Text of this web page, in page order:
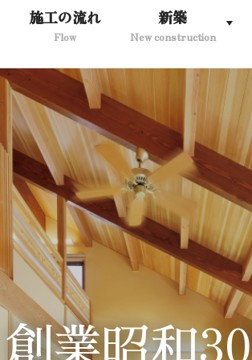
施工の流れ
Flow
新築
New construction
創業昭和30